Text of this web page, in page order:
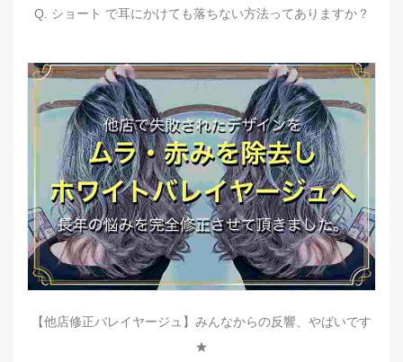
Q. ショート で耳にかけても落ちない方法ってありますか？
【他店修正バレイヤージュ】みんなからの反響、やばいです
★